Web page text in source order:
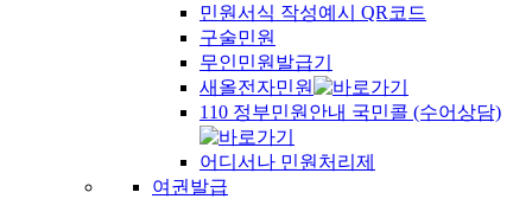
민원서식 작성예시 QR코드
구술민원
무인민원발급기
새올전자민원
110 정부민원안내 국민콜 (수어상담)
어디서나 민원처리제
여권발급